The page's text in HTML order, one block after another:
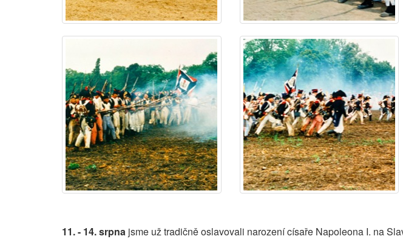
11. - 14. srpna jsme už tradičně oslavovali narození císaře Napoleona I. na